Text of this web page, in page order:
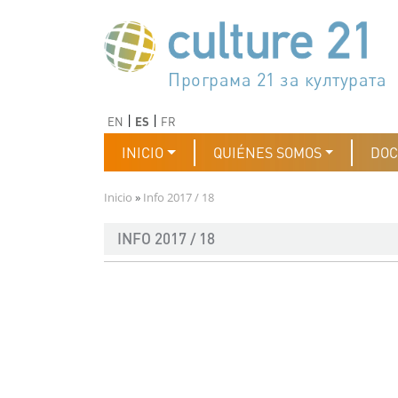
جدول أعمال القرن 21 للثقافة
Програма 21 за културата
Agenda 21 de la cultura
Agjenda 21 për kulturë
Agenda 21 van cultuur
Agenda 21 for culture
Kulturaren Agenda 21
Agenda 21 de la culture
Axenda 21 da cultura
Agenda 21 für Kultur
Agenda 21 della cultura
文化のためのアジェンダ21
دستورکار 21 برای فرهنگ
Agenda 21 dla kultury
Agenda 21 da cultura
Повестка дня 21 для
Agenda 21 za kulturu
Agenda 21 de la cultura
Agenda 21 för kulturen
Kültür için Gündem 21
Порядок денний 21 для
EN ES FR
Navegación principal
INICIO QUIÉNES SOMOS
Ruta de navegación
Inicio Info 2017 / 18
INFO 2017 / 18